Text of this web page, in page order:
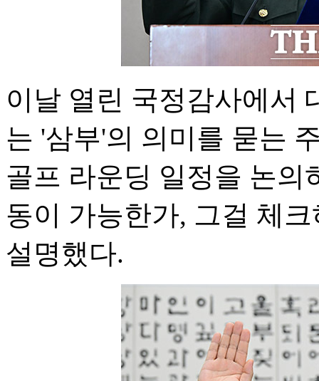
이날 열린 국정감사에서
는 '삼부'의 의미를 묻는
골프 라운딩 일정을 논
동이 가능한가, 그걸 체
설명했다.